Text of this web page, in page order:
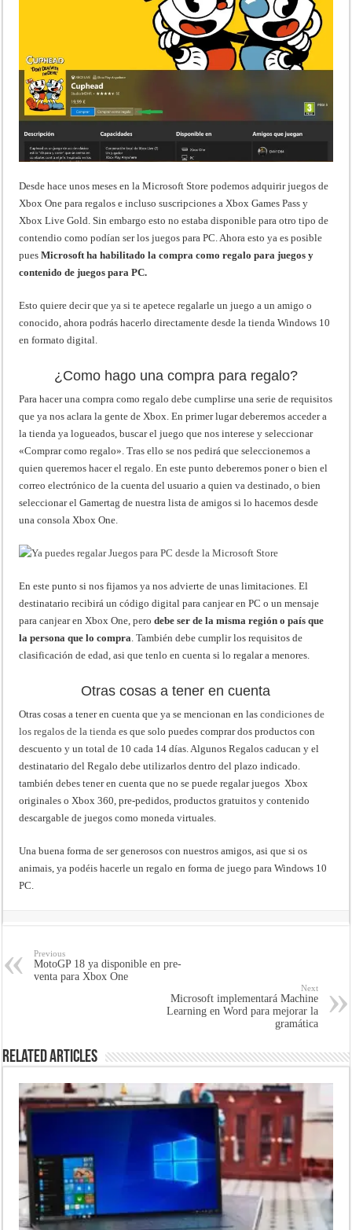
Desde hace unos meses en la Microsoft Store podemos adquirir juegos de
Xbox One para regalos e incluso suscripciones a Xbox Games Pass y
Xbox Live Gold. Sin embargo esto no estaba disponible para otro tipo de
contendio como podían ser los juegos para PC. Ahora esto ya es posible
puesMicrosoft ha habilitado la compra como regalo para juegos y
contenido de juegos para PC.
Esto quiere decir que ya si te apetece regalarle un juego a un amigo o
conocido, ahora podrás hacerlo directamente desde la tienda Windows 10
en formato digital.
¿Como hago una compra para regalo?
Para hacer una compra como regalo debe cumplirse una serie de requisitos
que ya nos aclara la gente de Xbox. En primer lugar deberemos acceder a
la tienda ya logueados, buscar el juego que nos interese y seleccionar
«Comprar como regalo». Tras ello se nos pedirá que seleccionemos a
quien queremos hacer el regalo. En este punto deberemos poner o bien el
correo electrónico de la cuenta del usuario a quien va destinado, o bien
seleccionar el Gamertag de nuestra lista de amigos si lo hacemos desde
una consola Xbox One.
En este punto si nos fijamos ya nos advierte de unas limitaciones. El
destinatario recibirá un código digital para canjear en PC o un mensaje
para canjear en Xbox One, perodebe ser de la misma región o país que
la persona que lo compra . También debe cumplir los requisitos de
clasificación de edad, asi que tenlo en cuenta si lo regalar a menores.
Otras cosas a tener en cuenta
Otras cosas a tener en cuenta que ya se mencionan en las condiciones de
los regalos de la tienda es que solo puedes comprar dos productos con
descuento y un total de 10 cada 14 días. Algunos Regalos caducan y el
destinatario del Regalo debe utilizarlos dentro del plazo indicado.
también debes tener en cuenta que no se puede regalar juegos Xbox
originales o Xbox 360, pre-pedidos, productos gratuitos y contenido
descargable de juegos como moneda virtuales.
Una buena forma de ser generosos con nuestros amigos, asi que si os
animais, ya podéis hacerle un regalo en forma de juego para Windows 10
PC.
Previous
MotoGP 18 ya disponible en pre-
venta para Xbox One
Next
Microsoft implementará Machine
Learning en Word para mejorar la
gramática
Related Articles